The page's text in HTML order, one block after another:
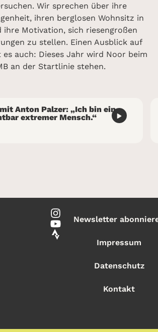
Wir sprechen über ihre
ihren berglosen Wohnsitz in
ihre Motivation, sich riesengroßen
zu stellen. Einen Ausblick auf
es auch: Dieses Jahr wird Noor beim
an der Startlinie stehen.
Anton Palzer: „Ich bin ein
extremer Mensch.“
Newsletter
Impressum
Datenschutz
Kontakt